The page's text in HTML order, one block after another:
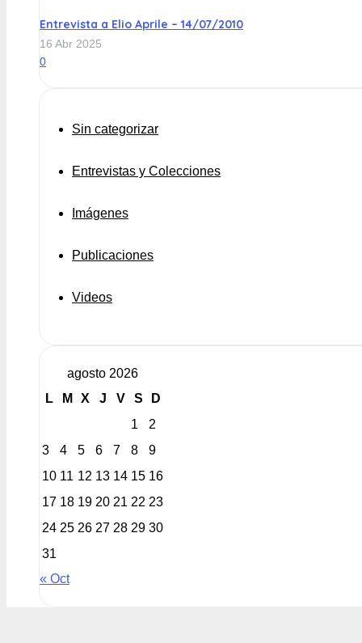
Entrevista a Elio Aprile – 14/07/2010
16 Abr 2025
0
Sin categorizar
Entrevistas y Colecciones
Imágenes
Publicaciones
Videos
agosto 2026
L
M X J V S
D
1
2
3
4 5 6 7 8
9
10 11 12 13 14 15 16
17 18 19 20 21 22 23
24 25 26 27 28 29 30
31
« Oct